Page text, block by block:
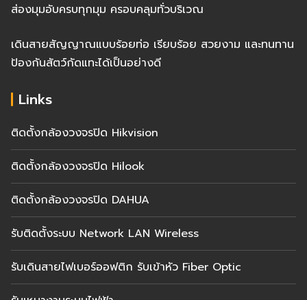
ส่องมุมอับครบทุกมุม ครอบคลุมทั่วบริเวณ
เดินสายสัญญาณแบบร้อยท่อ เรียบร้อย สวยงาม และทนทาน
ป้องกันสัตว์กัดแทะได้เป็นอย่างดี
Links
ติดตั้งกล้องวงจรปิด Hikvision
ติดตั้งกล้องวงจรปิด Hilook
ติดตั้งกล้องวงจรปิด DAHUA
รับติดตั้งระบบ Network LAN Wireless
รับเดินสายไฟเบอร์ออฟติก รับเข้าหัว Fiber Optic